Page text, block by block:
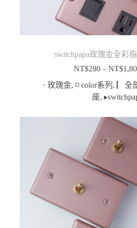
switchpapa玫瑰金全彩
NT$280 – NT$
· 玫瑰金, ⌑ color系列 , ▏全
座,